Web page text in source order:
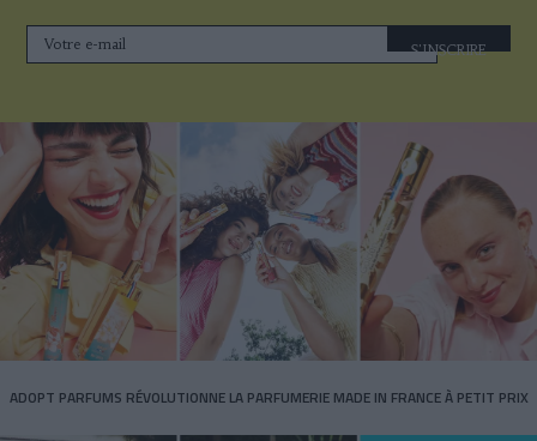
S'INSCRIRE
ADOPT PARFUMS RÉVOLUTIONNE LA PARFUMERIE MADE IN FRANCE À PETIT PRIX